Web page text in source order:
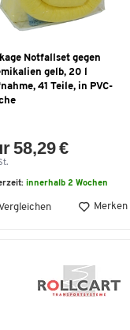
Notfallset gegen
gelb, 20 l
41 Teile, in PVC-
58,29 €
innerhalb 2 Wochen
Merken